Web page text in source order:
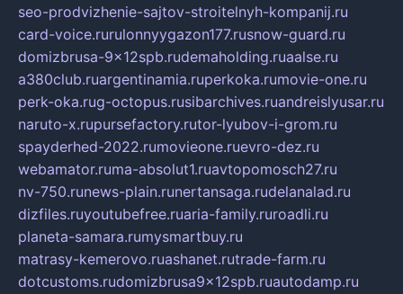
seo-prodvizhenie-sajtov-stroitelnyh-kompanij.ru
card-voice.rurulonnyygazon177.rusnow-guard.ru
domizbrusa-9x12spb.rudemaholding.ruaalse.ru
a380club.ruargentinamia.ruperkoka.rumovie-one.ru
perk-oka.rug-octopus.rusibarchives.ruandreislyusar.ru
naruto-x.rupursefactory.rutor-lyubov-i-grom.ru
spayderhed-2022.rumovieone.ruevro-dez.ru
webamator.ruma-absolut1.ruavtopomosch27.ru
nv-750.runews-plain.runertansaga.rudelanalad.ru
dizfiles.ruyoutubefree.ruaria-family.ruroadli.ru
planeta-samara.rumysmartbuy.ru
matrasy-kemerovo.ruashanet.rutrade-farm.ru
dotcustoms.rudomizbrusa9x12spb.ruautodamp.ru